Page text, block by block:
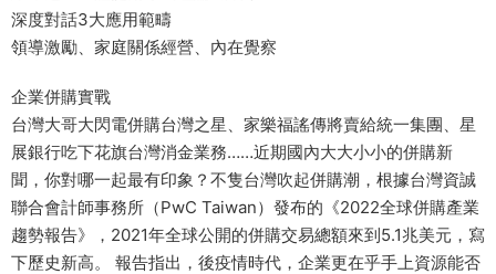
深度對話3大應用範疇
領導激勵、家庭關係經營、內在覺察
企業併購實戰
台灣大哥大閃電併購台灣之星、家樂福謠傳將賣給統一集團、星
展銀行吃下花旗台灣消金業務……近期國內大大小小的併購新
聞，你對哪一起最有印象？不隻台灣吹起併購潮，根據台灣資誠
聯合會計師事務所（PwC Taiwan）發布的《2022全球併購產業
趨勢報告》，2021年全球公開的併購交易總額來到5.1兆美元，寫
下歷史新高。 報告指出，後疫情時代，企業更在乎手上資源能否